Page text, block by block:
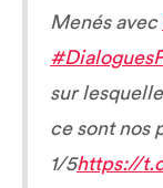
Menés avec
sur
ce sont nos
1/5https://